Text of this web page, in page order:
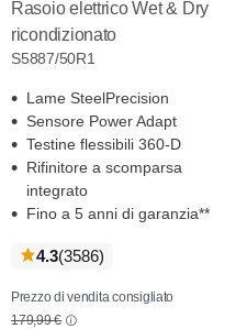
Rasoio elettrico Wet & Dry
ricondizionato
S5887/50R1
Lame SteelPrecision
Sensore Power Adapt
Testine flessibili 360-D
Rifinitore a scomparsa
integrato
Fino a 5 anni di garanzia**
4.3(3586recensioni
)
Prezzo di vendita consigliato
179,99 €